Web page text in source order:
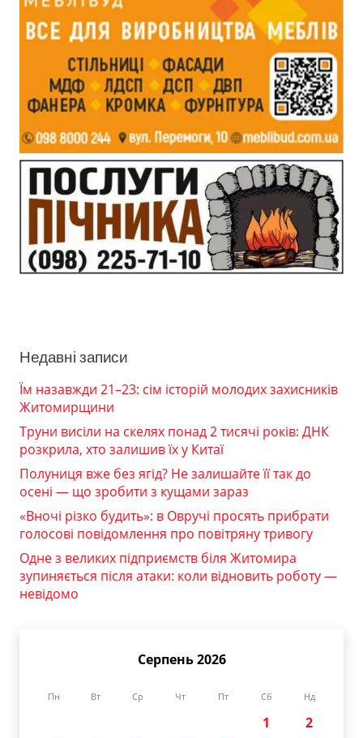
Недавні записи
Їм назавжди 21–23: сім історій молодих захисників
Житомирщини
Труни висіли на скелях понад 2 тисячі років: ДНК
розкрила, хто залишив їх у Китаї
Полуниця вже без ягід? Не залишайте її так до
осені — що зробити з кущами зараз
«Вночі різко будить»: в Овручі просять прибрати
голосові повідомлення про повітряну тривогу
Одне з великих підприємств біля Житомира
зупиняється після атаки: коли відновить роботу —
невідомо
Серпень 2026
Пн Вт Ср Чт Пт Сб Нд
1
2